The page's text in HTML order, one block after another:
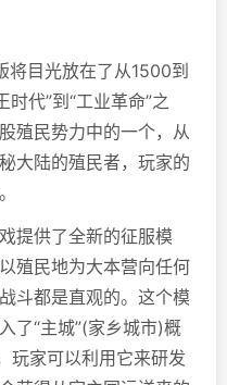
目光放在了从1500到
代”到“工业革命”之
殖民势力中的一个，从
大陆的殖民者，玩家的
供了全新的征服模
殖民地为大本营向任何
斗都是直观的。这个模
了“主城”(家乡城市)概
玩家可以利用它来研发